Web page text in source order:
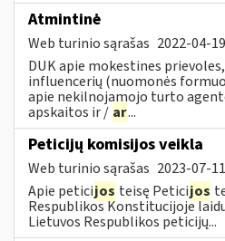
Atmintinė
Web turinio sąrašas 2022-04-19
DUK apie mokestines
influencerių (nuomonės
apie nekilnojamojo turto
apskaitos ir / ar...
Peticijų komisijos veikla
Web turinio sąrašas 2023-07-11
Apie peticijos teisę Peticijos
Respublikos Konstitucijoje
Lietuvos Respublikos peticijų...